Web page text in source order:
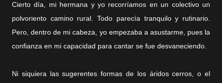
Cierto día, mi hermana y yo recorríamos en un colectivo un
polvoriento camino rural. Todo parecía tranquilo y rutinario.
Pero, dentro de mi cabeza, yo empezaba a asustarme, pues la
confianza en mi capacidad para cantar se fue desvaneciendo.
Ni siquiera las sugerentes formas de los áridos cerros, o el